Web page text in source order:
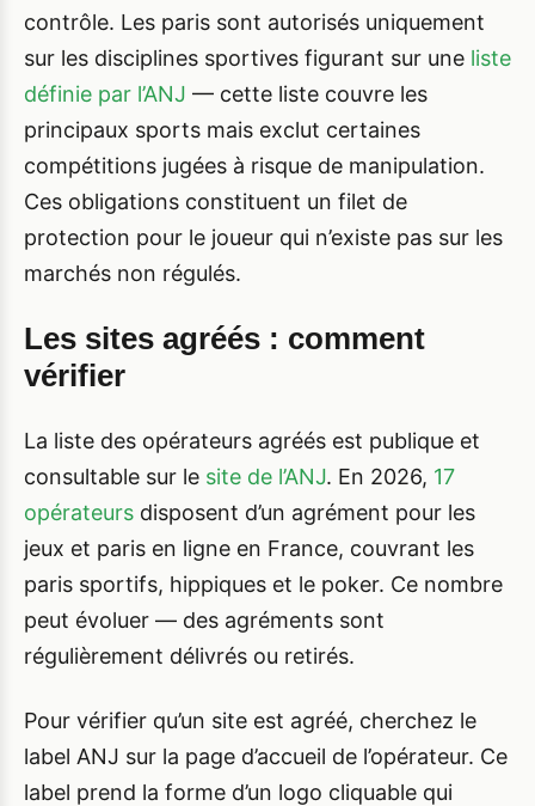
contrôle. Les paris sont autorisés uniquement
sur les disciplines sportives figurant sur une liste
définie par l’ANJ — cette liste couvre les
principaux sports mais exclut certaines
compétitions jugées à risque de manipulation.
Ces obligations constituent un filet de
protection pour le joueur qui n’existe pas sur les
marchés non régulés.
Les sites agréés : comment
vérifier
La liste des opérateurs agréés est publique et
consultable sur le site de l’ANJ. En 2026, 17
opérateurs disposent d’un agrément pour les
jeux et paris en ligne en France, couvrant les
paris sportifs, hippiques et le poker. Ce nombre
peut évoluer — des agréments sont
régulièrement délivrés ou retirés.
Pour vérifier qu’un site est agréé, cherchez le
label ANJ sur la page d’accueil de l’opérateur. Ce
label prend la forme d’un logo cliquable qui